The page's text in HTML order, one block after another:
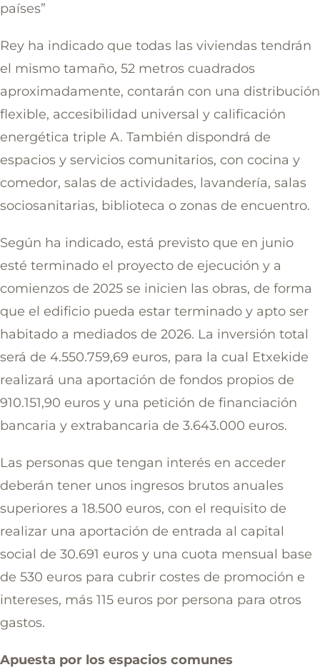
países”
Rey ha indicado que todas las viviendas tendrán
el mismo tamaño, 52 metros cuadrados
aproximadamente, contarán con una distribución
flexible, accesibilidad universal y calificación
energética triple A. También dispondrá de
espacios y servicios comunitarios, con cocina y
comedor, salas de actividades, lavandería, salas
sociosanitarias, biblioteca o zonas de encuentro.
Según ha indicado, está previsto que en junio
esté terminado el proyecto de ejecución y a
comienzos de 2025 se inicien las obras, de forma
que el edificio pueda estar terminado y apto ser
habitado a mediados de 2026. La inversión total
será de 4.550.759,69 euros, para la cual Etxekide
realizará una aportación de fondos propios de
910.151,90 euros y una petición de financiación
bancaria y extrabancaria de 3.643.000 euros.
Las personas que tengan interés en acceder
deberán tener unos ingresos brutos anuales
superiores a 18.500 euros, con el requisito de
realizar una aportación de entrada al capital
social de 30.691 euros y una cuota mensual base
de 530 euros para cubrir costes de promoción e
intereses, más 115 euros por persona para otros
gastos.
Apuesta por los espacios comunes